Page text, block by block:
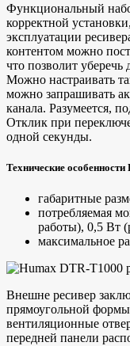
Функциональный
корректной
эксплуатации
контентом можно
что позволит уберечь
Можно настраивать
можно запрашивать
канала. Разумеется,
Отклик при
одной секунды.
Технические
габаритные
потребляемая
работы), 0,5 Вт
максимальное
Внешне ресивер
прямоугольной
вентиляционные
передней панели